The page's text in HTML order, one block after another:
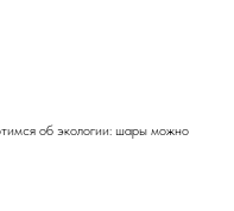
об экологии: шары можно